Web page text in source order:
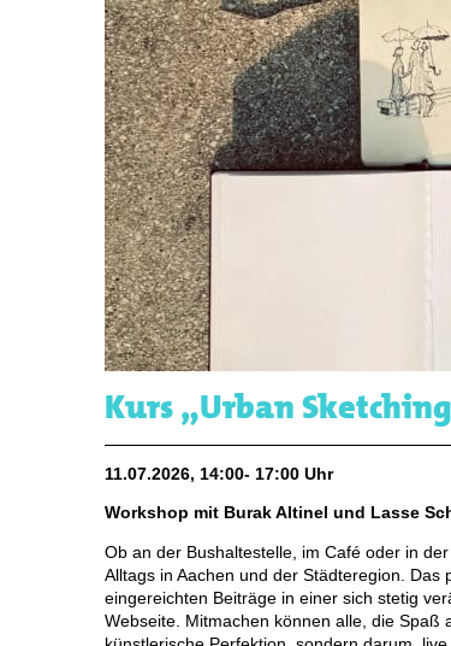
Kurs „Urban
11.07.2026, 14:00- 17:00 Uhr
Workshop mit Burak Altinel und Lasse
Ob an der Bushaltestelle, im Café oder in
Alltags in Aachen und der Städteregion. Das
eingereichten Beiträge in einer sich stetig
Webseite. Mitmachen können alle, die Spaß